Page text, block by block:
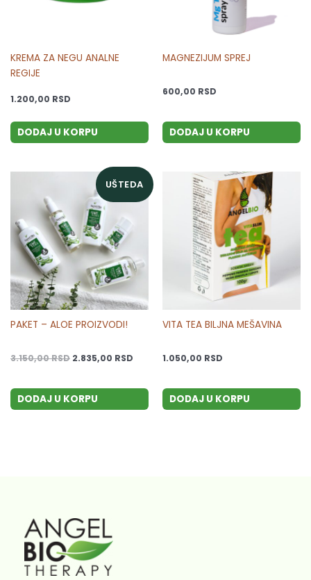
KREMA ZA NEGU ANALNE
REGIJE
1.200,00 RSD
DODAJ U KORPU
MAGNEZIJUM SPREJ
600,00 RSD
DODAJ U KORPU
UŠTEDA
PAKET – ALOE PROIZVODI!
3.150,00RSD
Originalna
cena
bila:
3.150,00 RSD.
2.835,00 RSD
Trenutna
cena
je:
2.835,00 RSD.
DODAJ U KORPU
VITA TEA BILJNA MEŠAVINA
1.050,00 RSD
DODAJ U KORPU